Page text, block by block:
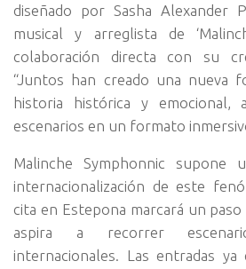
diseñado por Sasha Alexander
musical y arreglista de
colaboración directa con su
“Juntos han creado una nueva
historia histórica y emocional,
escenarios en un formato
Malinche Symphonnic
internacionalización de este
cita en Estepona marcará un
aspira a recorrer
internacionales. Las entradas